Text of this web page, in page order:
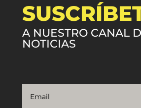
A NUESTRO CANAL
NOTICIAS